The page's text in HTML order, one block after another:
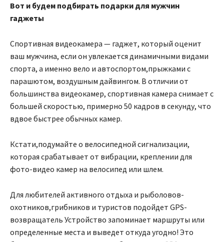
Вот и будем подбирать подарки для мужчин
гаджеты
Спортивная видеокамера — гаджет, который оценит
ваш мужчина, если он увлекается динамичными видами
спорта, а именно вело и автоспортом,прыжками с
парашютом, воздушным дайвингом. В отличии от
большинства видеокамер, спортивная камера снимает с
большей скоростью, примерно 50 кадров в секунду, что
вдвое быстрее обычных камер.
Кстати,подумайте о велосипедной сигнализации,
которая срабатывает от вибрации, креплении для
фото-видео камер на велосипед или шлем.
Для любителей активного отдыха и рыболовов-
охотников,грибников и туристов подойдет GPS-
возвращатель Устройство запоминает маршруты или
определенные места и выведет откуда угодно! Это